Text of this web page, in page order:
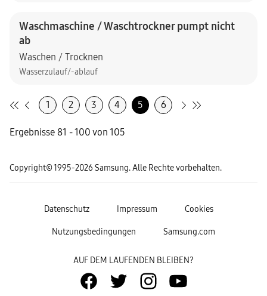
Waschmaschine / Waschtrockner pumpt nicht
ab
Waschen / Trocknen
Wasserzulauf/-ablauf
1 2 3 4 5 6
Ergebnisse 81 - 100 von 105
Copyright© 1995-2026 Samsung. Alle Rechte vorbehalten.
Datenschutz Impressum Cookies
Nutzungsbedingungen Samsung.com
AUF DEM LAUFENDEN BLEIBEN?